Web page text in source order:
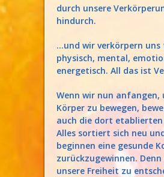
durch unsere
hindurch.
...und wir verkörpern
physisch, mental,
energetisch. All das ist
Wenn wir nun anfangen,
Körper zu bewegen,
auch die dort
Alles sortiert sich neu
beginnen eine gesunde
zurückzugewinnen. Denn
unsere Freiheit zu